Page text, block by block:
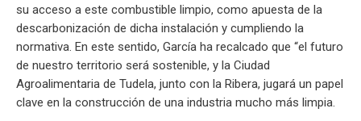
su acceso a este combustible limpio, como apuesta de la
descarbonización de dicha instalación y cumpliendo la
normativa. En este sentido, García ha recalcado que “el futuro
de nuestro territorio será sostenible, y la Ciudad
Agroalimentaria de Tudela, junto con la Ribera, jugará un papel
clave en la construcción de una industria mucho más limpia.